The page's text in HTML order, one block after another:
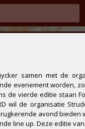
samen met de
evenement worden,
de vierde editie staan
wil de organisatie
avond bieden
line up. Deze editie